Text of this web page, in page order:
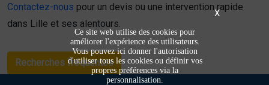
Contactez-nous pour un devis ou une intervention rapide
dans Lille et ses alentours.
Recherches fréquentes
X
Ce site web utilise des cookies pour
améliorer l'expérience des utilisateurs.
Vous pouvez ici donner l'autorisation
d'utiliser tous les cookies ou définir vos
propres préférences via la
personnalisation.